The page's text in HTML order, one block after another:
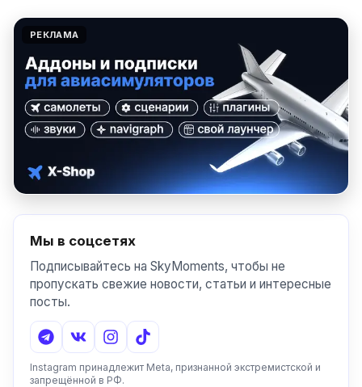
РЕКЛАМА
Мы в соцсетях
Подписывайтесь на SkyMoments, чтобы не
пропускать свежие новости, статьи и интересные
посты.
Instagram принадлежит Meta, признанной экстремистской и
запрещённой в РФ.